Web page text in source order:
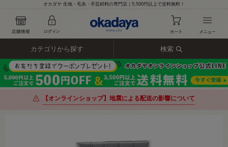
オカダヤ 生地・毛糸・手芸材料の専門店｜5,500円以上で送料無料！
カテゴリから探す 検索
【オンラインショップ】地震による配送の影響について